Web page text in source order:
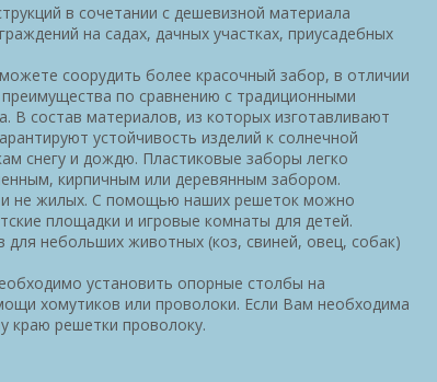
в сочетании с дешевизной материала
на садах, дачных участках, приусадебных
соорудить более красочный забор, в отличии
по сравнению с традиционными
В состав материалов, из которых изготавливают
устойчивость изделий к солнечной
снегу и дождю. Пластиковые заборы легко
кирпичным или деревянным забором.
и не жилых. С помощью наших решеток можно
площадки и игровые комнаты для детей.
для небольших животных (коз, свиней, овец, собак)
установить опорные столбы на
хомутиков или проволоки. Если Вам необходима
краю решетки проволоку.